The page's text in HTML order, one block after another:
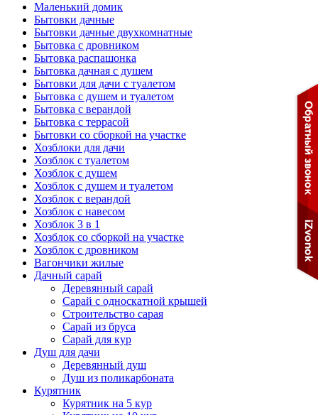
Маленький домик
Бытовки дачные
Бытовки дачные двухкомнатные
Бытовка с дровником
Бытовка распашонка
Бытовка дачная с душем
Бытовки для дачи с туалетом
Бытовка с душем и туалетом
Бытовка с верандой
Бытовка с террасой
Бытовки со сборкой на участке
Хозблоки для дачи
Хозблок с туалетом
Хозблок с душем
Хозблок с душем и туалетом
Хозблок с верандой
Хозблок с навесом
Хозблок 3 в 1
Хозблок со сборкой на участке
Хозблок с дровником
Вагончики жилые
Дачный сарай
Деревянный сарай
Cарай с односкатной крышей
Строительство сарая
Сарай из бруса
Сарай для кур
Душ для дачи
Деревянный душ
Душ из поликарбоната
Курятник
Курятник на 5 кур